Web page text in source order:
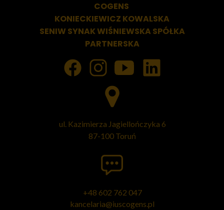
COGENS
KONIECKIEWICZ KOWALSKA
SENIW SYNAK WIŚNIEWSKA SPÓŁKA
PARTNERSKA
+48 602 762 047
kancelaria@iuscogens.pl
ul. Kazimierza Jagiellończyka 6
87-100 Toruń